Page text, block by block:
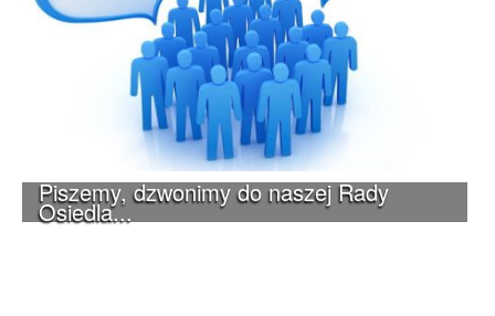
Piszemy, dzwonimy do naszej Rady
Osiedla...